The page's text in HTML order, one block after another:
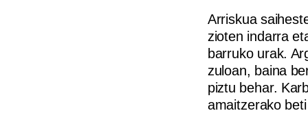
Arriskua
zioten indarra
barruko urak.
zuloan, baina
piztu behar.
amaitzerako